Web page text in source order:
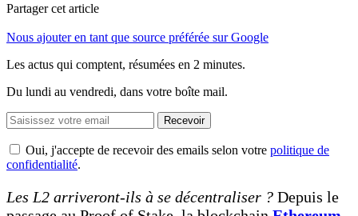
Partager cet article
Nous ajouter en tant que source préférée sur Google
Les actus qui comptent, résumées en 2 minutes.
Du lundi au vendredi, dans votre boîte mail.
Recevoir
Oui, j'accepte de recevoir des emails selon votre politique de
confidentialité.
Les L2 arriveront-ils à se décentraliser ? Depuis le